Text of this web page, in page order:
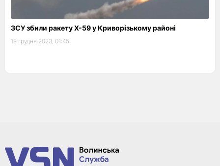
ЗСУ збили ракету Х-59 у Криворізькому районі
19 грудня 2023, 01:45